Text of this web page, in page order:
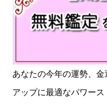
あなたの今年の運勢、
アップに最適なパワース